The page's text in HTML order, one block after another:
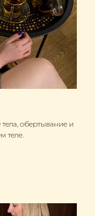
обертывание и
теле.